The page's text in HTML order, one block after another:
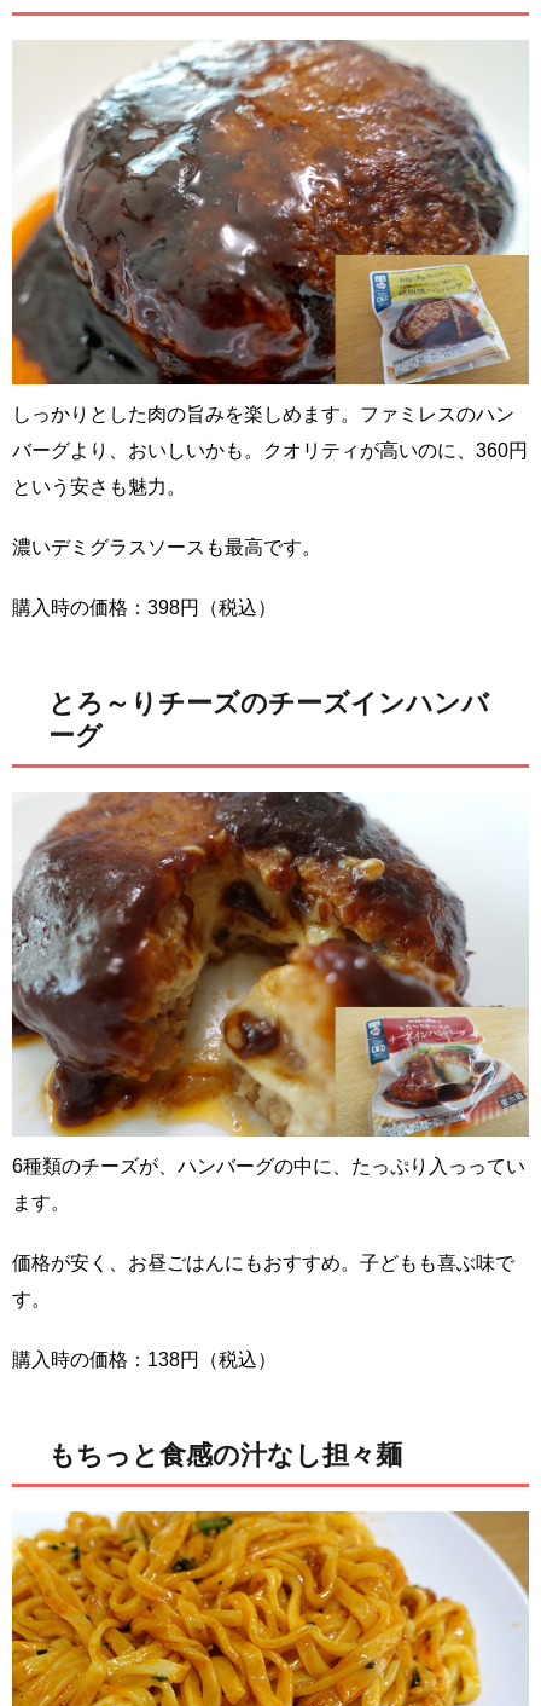
しっかりとした肉の旨みを楽しめます。ファミレスのハン
バーグより、おいしいかも。クオリティが高いのに、360円
という安さも魅力。
濃いデミグラスソースも最高です。
購入時の価格：398円（税込）
とろ～りチーズのチーズインハンバ
ーグ
6種類のチーズが、ハンバーグの中に、たっぷり入っってい
ます。
価格が安く、お昼ごはんにもおすすめ。子どもも喜ぶ味で
す。
購入時の価格：138円（税込）
もちっと食感の汁なし担々麺